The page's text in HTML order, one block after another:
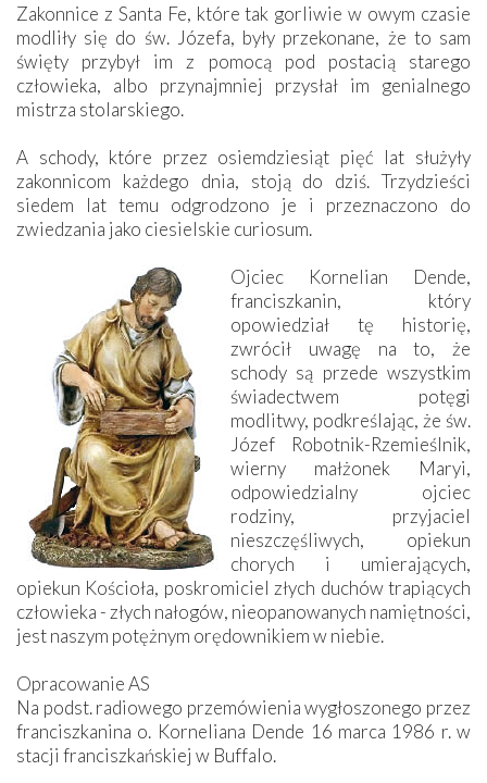
Zakonnice z Santa Fe, które tak gorliwie w owym czasie
modliły się do św. Józefa, były przekonane, że to sam
święty przybył im z pomocą pod postacią starego
człowieka, albo przynajmniej przysłał im genialnego
mistrza stolarskiego.
A schody, które przez osiemdziesiąt pięć lat służyły
zakonnicom każdego dnia, stoją do dziś. Trzydzieści
siedem lat temu odgrodzono je i przeznaczono do
zwiedzania jako ciesielskie curiosum.
Ojciec Kornelian Dende,
franciszkanin, który
opowiedział tę historię,
zwrócił uwagę na to, że
schody są przede wszystkim
świadectwem potęgi
modlitwy, podkreślając, że św.
Józef Robotnik-Rzemieślnik,
wierny małżonek Maryi,
odpowiedzialny ojciec
rodziny, przyjaciel
nieszczęśliwych, opiekun
chorych i umierających,
opiekun Kościoła, poskromiciel złych duchów trapiących
człowieka - złych nałogów, nieopanowanych namiętności,
jest naszym potężnym orędownikiem w niebie.
Opracowanie AS
Na podst. radiowego przemówienia wygłoszonego przez
franciszkanina o. Korneliana Dende 16 marca 1986 r. w
stacji franciszkańskiej w Buffalo.